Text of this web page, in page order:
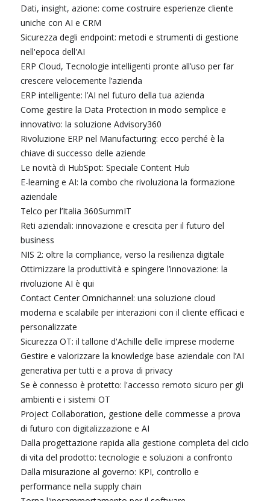
Dati, insight, azione: come costruire esperienze cliente
uniche con AI e CRM
Sicurezza degli endpoint: metodi e strumenti di gestione
nell'epoca dell'AI
ERP Cloud, Tecnologie intelligenti pronte all’uso per far
crescere velocemente l’azienda
ERP intelligente: l’AI nel futuro della tua azienda
Come gestire la Data Protection in modo semplice e
innovativo: la soluzione Advisory360
Rivoluzione ERP nel Manufacturing: ecco perché è la
chiave di successo delle aziende
Le novità di HubSpot: Speciale Content Hub
E-learning e AI: la combo che rivoluziona la formazione
aziendale
Telco per l’Italia 360SummIT
Reti aziendali: innovazione e crescita per il futuro del
business
NIS 2: oltre la compliance, verso la resilienza digitale
Ottimizzare la produttività e spingere l’innovazione: la
rivoluzione AI è qui
Contact Center Omnichannel: una soluzione cloud
moderna e scalabile per interazioni con il cliente efficaci e
personalizzate
Sicurezza OT: il tallone d'Achille delle imprese moderne
Gestire e valorizzare la knowledge base aziendale con l’AI
generativa per tutti e a prova di privacy
Se è connesso è protetto: l'accesso remoto sicuro per gli
ambienti e i sistemi OT
Project Collaboration, gestione delle commesse a prova
di futuro con digitalizzazione e AI
Dalla progettazione rapida alla gestione completa del ciclo
di vita del prodotto: tecnologie e soluzioni a confronto
Dalla misurazione al governo: KPI, controllo e
performance nella supply chain